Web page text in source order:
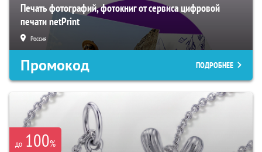
Печать фотографий, фотокниг от сервиса цифровой
печати netPrint
Россия
Промокод ПОДРОБНЕЕ
до 100%